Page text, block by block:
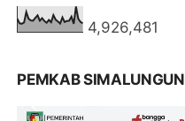
4,926,481
PEMKAB SIMALUNGUN